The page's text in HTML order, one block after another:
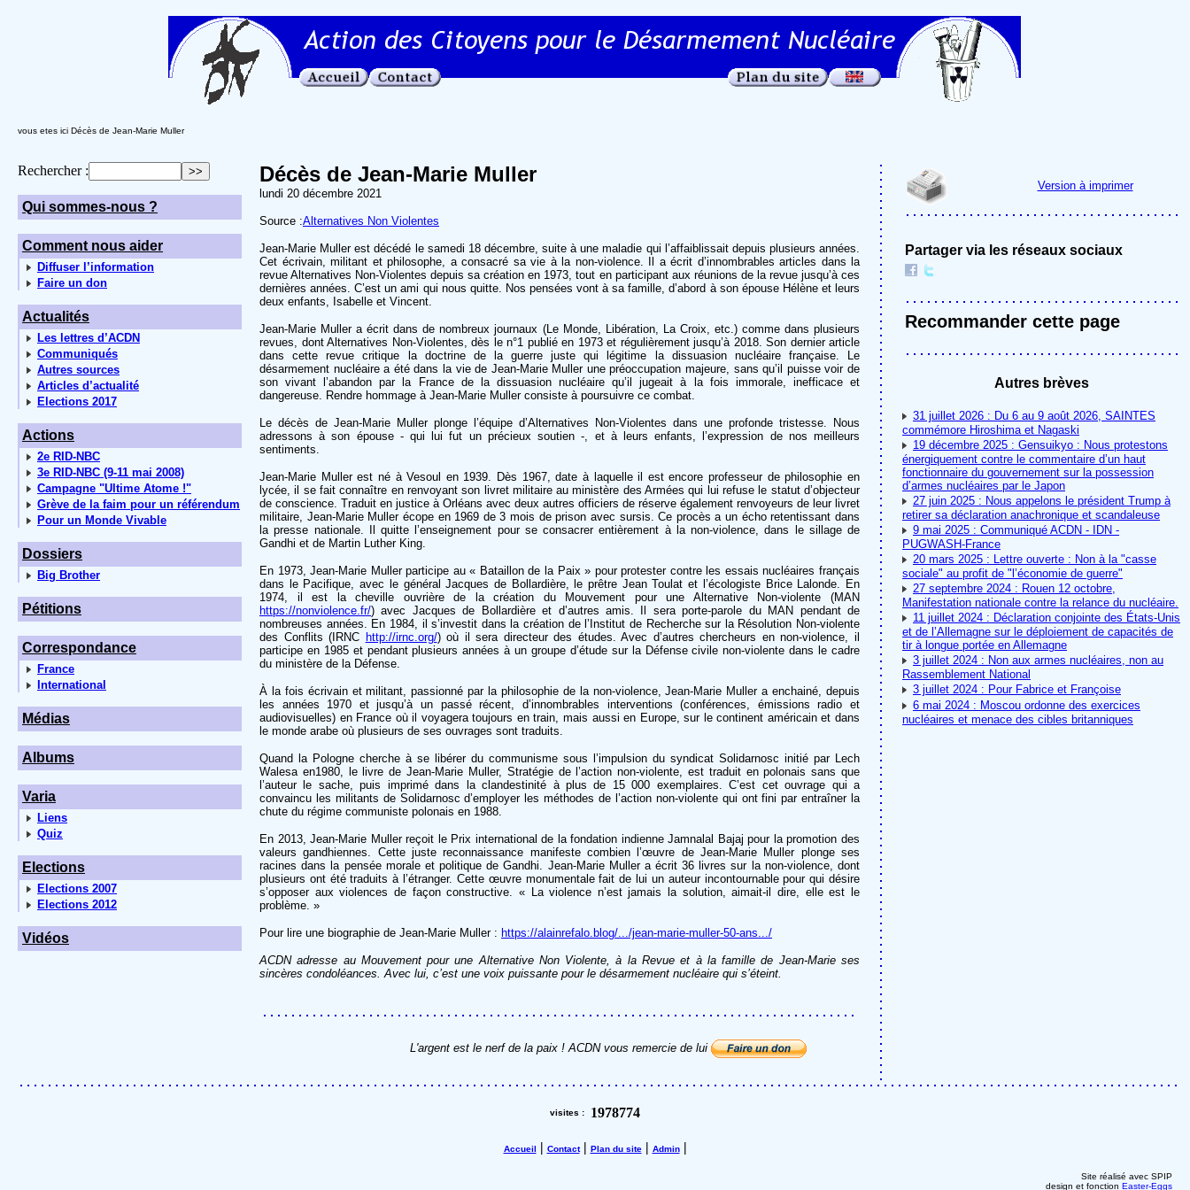
vous etes ici Décès de Jean-Marie Muller
Rechercher :
Qui sommes-nous ?
Comment nous aider
Diffuser l’information
Faire un don
Actualités
Les lettres d’ACDN
Communiqués
Autres sources
Articles d’actualité
Elections 2017
Actions
2e RID-NBC
3e RID-NBC (9-11 mai 2008)
Campagne "Ultime Atome !"
Grève de la faim pour un référendum
Pour un Monde Vivable
Dossiers
Big Brother
Pétitions
Correspondance
France
International
Médias
Albums
Varia
Liens
Quiz
Elections
Elections 2007
Elections 2012
Vidéos
Décès de Jean-Marie Muller
lundi 20 décembre 2021
Source :Alternatives Non Violentes
Jean-Marie Muller est décédé le samedi 18 décembre, suite à une maladie qui l’affaiblissait depuis plusieurs années.
Cet écrivain, militant et philosophe, a consacré sa vie à la non-violence. Il a écrit d’innombrables articles dans la
revue Alternatives Non-Violentes depuis sa création en 1973, tout en participant aux réunions de la revue jusqu’à ces
dernières années. C’est un ami qui nous quitte. Nos pensées vont à sa famille, d’abord à son épouse Hélène et leurs
deux enfants, Isabelle et Vincent.
Jean-Marie Muller a écrit dans de nombreux journaux (Le Monde, Libération, La Croix, etc.) comme dans plusieurs
revues, dont Alternatives Non-Violentes, dès le n°1 publié en 1973 et régulièrement jusqu’à 2018. Son dernier article
dans cette revue critique la doctrine de la guerre juste qui légitime la dissuasion nucléaire française. Le
désarmement nucléaire a été dans la vie de Jean-Marie Muller une préoccupation majeure, sans qu’il puisse voir de
son vivant l’abandon par la France de la dissuasion nucléaire qu’il jugeait à la fois immorale, inefficace et
dangereuse. Rendre hommage à Jean-Marie Muller consiste à poursuivre ce combat.
Le décès de Jean-Marie Muller plonge l’équipe d’Alternatives Non-Violentes dans une profonde tristesse. Nous
adressons à son épouse - qui lui fut un précieux soutien -, et à leurs enfants, l’expression de nos meilleurs
sentiments.
Jean-Marie Muller est né à Vesoul en 1939. Dès 1967, date à laquelle il est encore professeur de philosophie en
lycée, il se fait connaître en renvoyant son livret militaire au ministère des Armées qui lui refuse le statut d’objecteur
de conscience. Traduit en justice à Orléans avec deux autres officiers de réserve également renvoyeurs de leur livret
militaire, Jean-Marie Muller écope en 1969 de 3 mois de prison avec sursis. Ce procès a un écho retentissant dans
la presse nationale. Il quitte l’enseignement pour se consacrer entièrement à la non-violence, dans le sillage de
Gandhi et de Martin Luther King.
En 1973, Jean-Marie Muller participe au « Bataillon de la Paix » pour protester contre les essais nucléaires français
dans le Pacifique, avec le général Jacques de Bollardière, le prêtre Jean Toulat et l’écologiste Brice Lalonde. En
1974, il est la cheville ouvrière de la création du Mouvement pour une Alternative Non-violente (MAN
https://nonviolence.fr/) avec Jacques de Bollardière et d’autres amis. Il sera porte-parole du MAN pendant de
nombreuses années. En 1984, il s’investit dans la création de l’Institut de Recherche sur la Résolution Non-violente
des Conflits (IRNC http://irnc.org/) où il sera directeur des études. Avec d’autres chercheurs en non-violence, il
participe en 1985 et pendant plusieurs années à un groupe d’étude sur la Défense civile non-violente dans le cadre
du ministère de la Défense.
À la fois écrivain et militant, passionné par la philosophie de la non-violence, Jean-Marie Muller a enchainé, depuis
les années 1970 et jusqu’à un passé récent, d’innombrables interventions (conférences, émissions radio et
audiovisuelles) en France où il voyagera toujours en train, mais aussi en Europe, sur le continent américain et dans
le monde arabe où plusieurs de ses ouvrages sont traduits.
Quand la Pologne cherche à se libérer du communisme sous l’impulsion du syndicat Solidarnosc initié par Lech
Walesa en1980, le livre de Jean-Marie Muller, Stratégie de l’action non-violente, est traduit en polonais sans que
l’auteur le sache, puis imprimé dans la clandestinité à plus de 15 000 exemplaires. C’est cet ouvrage qui a
convaincu les militants de Solidarnosc d’employer les méthodes de l’action non-violente qui ont fini par entraîner la
chute du régime communiste polonais en 1988.
En 2013, Jean-Marie Muller reçoit le Prix international de la fondation indienne Jamnalal Bajaj pour la promotion des
valeurs gandhiennes. Cette juste reconnaissance manifeste combien l’œuvre de Jean-Marie Muller plonge ses
racines dans la pensée morale et politique de Gandhi. Jean-Marie Muller a écrit 36 livres sur la non-violence, dont
plusieurs ont été traduits à l’étranger. Cette œuvre monumentale fait de lui un auteur incontournable pour qui désire
s’opposer aux violences de façon constructive. « La violence n’est jamais la solution, aimait-il dire, elle est le
problème. »
Pour lire une biographie de Jean-Marie Muller : https://alainrefalo.blog/.../jean-marie-muller-50-ans.../
ACDN adresse au Mouvement pour une Alternative Non Violente, à la Revue et à la famille de Jean-Marie ses
sincères condoléances. Avec lui, c’est une voix puissante pour le désarmement nucléaire qui s’éteint.
L'argent est le nerf de la paix ! ACDN vous remercie de lui
Version à imprimer
Partager via les réseaux sociaux
Recommander cette page
Autres brèves
31 juillet 2026 : Du 6 au 9 août 2026, SAINTES
commémore Hiroshima et Nagaski
19 décembre 2025 : Gensuikyo : Nous protestons
énergiquement contre le commentaire d’un haut
fonctionnaire du gouvernement sur la possession
d’armes nucléaires par le Japon
27 juin 2025 : Nous appelons le président Trump à
retirer sa déclaration anachronique et scandaleuse
9 mai 2025 : Communiqué ACDN - IDN -
PUGWASH-France
20 mars 2025 : Lettre ouverte : Non à la "casse
sociale" au profit de "l’économie de guerre"
27 septembre 2024 : Rouen 12 octobre,
Manifestation nationale contre la relance du nucléaire.
11 juillet 2024 : Déclaration conjointe des États-Unis
et de l’Allemagne sur le déploiement de capacités de
tir à longue portée en Allemagne
3 juillet 2024 : Non aux armes nucléaires, non au
Rassemblement National
3 juillet 2024 : Pour Fabrice et Françoise
6 mai 2024 : Moscou ordonne des exercices
nucléaires et menace des cibles britanniques
visites : 1978774
Accueil | Contact| Plan du site| Admin|
Site réalisé avec SPIP
design et fonction Easter-Eggs